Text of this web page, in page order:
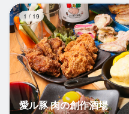
1 / 19
愛ル豚 肉の創作酒場